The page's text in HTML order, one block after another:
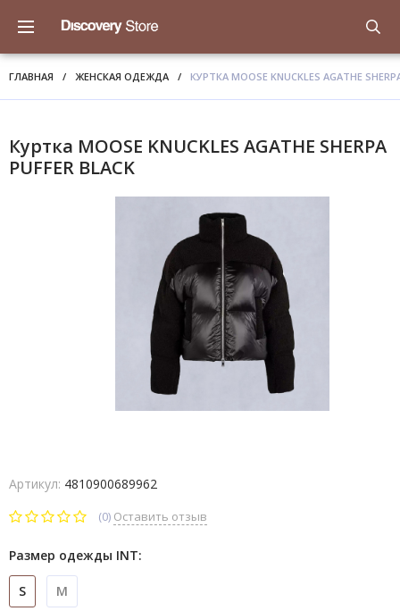
ГЛАВНАЯ / ЖЕНСКАЯ ОДЕЖДА / КУРТКА MOOSE KNUCKLES AGATHE
Куртка MOOSE KNUCKLES AGATHE SHERPA
PUFFER BLACK
Артикул: 4810900689962
(0) Оставить отзыв
Размер одежды INT:
S M